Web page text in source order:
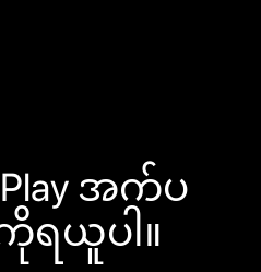
Play အက်ပ
ရယူပါ။